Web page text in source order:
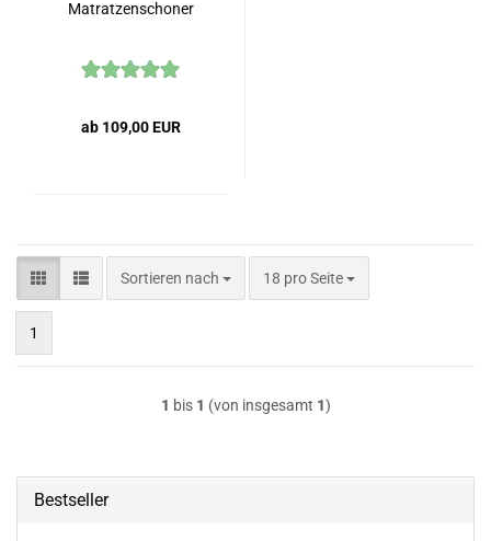
Matratzenschoner
ab 109,00 EUR
Sortieren nach
Sortieren nach 18 pro Seite
pro Seite
1
1 bis 1 (von insgesamt 1)
Bestseller